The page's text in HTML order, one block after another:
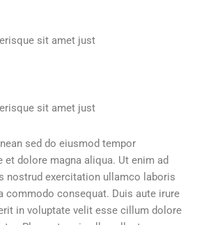
sit amet just
sit amet just
sed do eiusmod tempor
et dolore magna aliqua. Ut enim ad
nostrud exercitation ullamco laboris
commodo consequat. Duis aute irure
in voluptate velit esse cillum dolore